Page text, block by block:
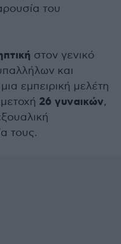
του
στον γενικό
και
εμπειρική μελέτη
26 γυναικών,
τους.